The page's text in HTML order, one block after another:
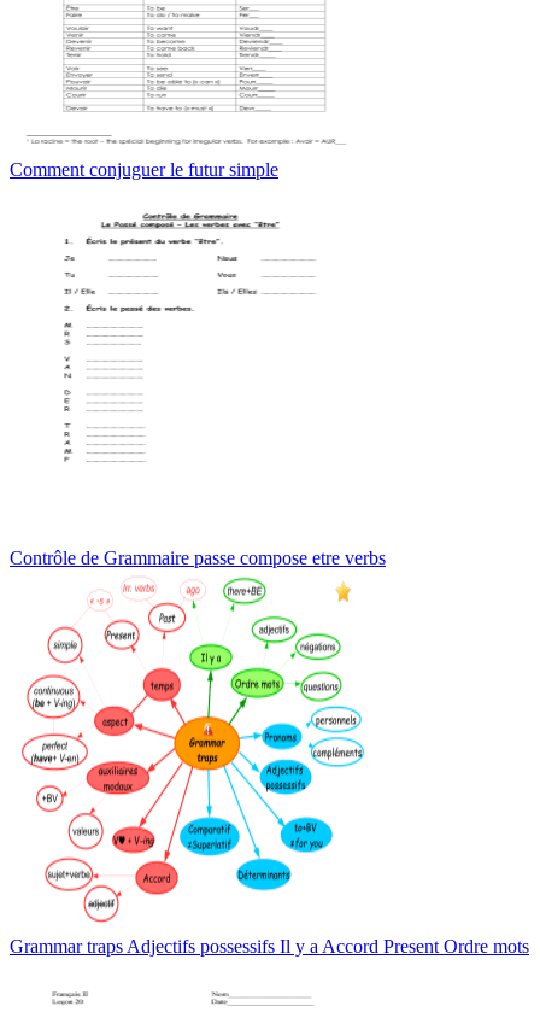
Comment conjuguer le futur simple
Contrôle de Grammaire passe compose etre verbs
Grammar traps Adjectifs possessifs Il y a Accord Present Ordre mots